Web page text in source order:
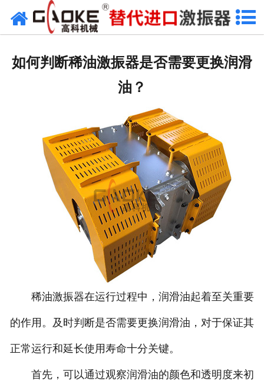
首页
新闻资讯
联系高科
如何判断稀油激振器是否需要更换润滑
油？
稀油激振器在运行过程中，润滑油起着至关重要
的作用。及时判断是否需要更换润滑油，对于保证其
正常运行和延长使用寿命十分关键。
首先，可以通过观察润滑油的颜色和透明度来初